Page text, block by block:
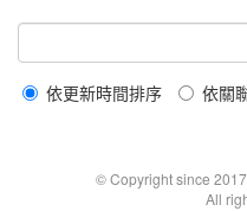
依更新時間排序 依關
© Copyright since
All